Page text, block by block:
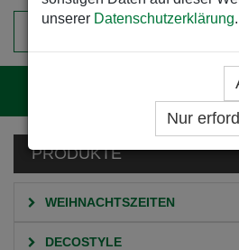
unserer Datenschutzerklärung.
Nur
PRODUKTE
WEIHNACHTSZEITEN
DECOSTYLE